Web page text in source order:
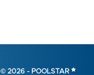
© 2026 - POOLSTAR